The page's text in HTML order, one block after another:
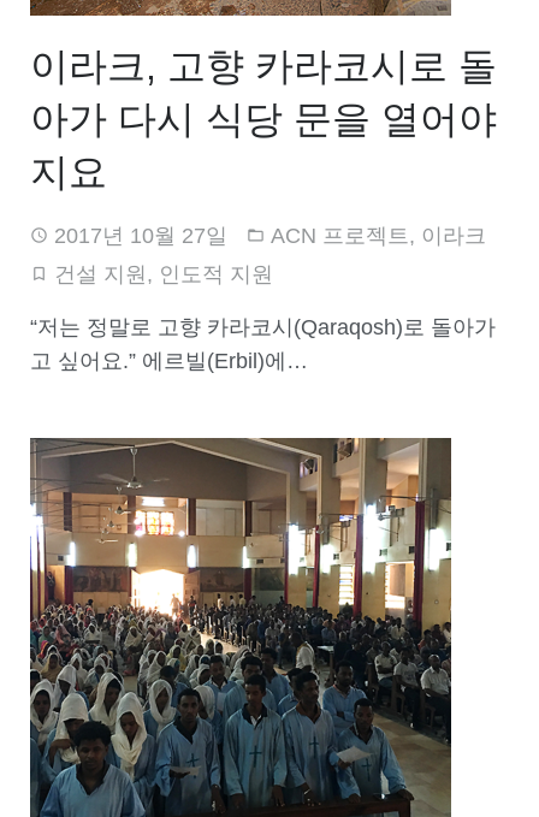
이라크, 고향 카라코시로 돌
아가 다시 식당 문을 열어야
지요
2017년 10월 27일 ACN 프로젝트, 이라크
건설 지원 , 인도적 지원
“저는 정말로 고향 카라코시(Qaraqosh)로 돌아가
고 싶어요.” 에르빌(Erbil)에…